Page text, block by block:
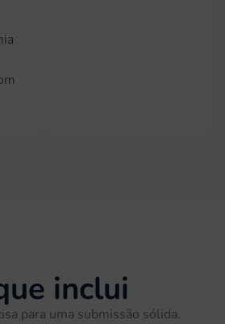
inclui
para uma submissão sólida.